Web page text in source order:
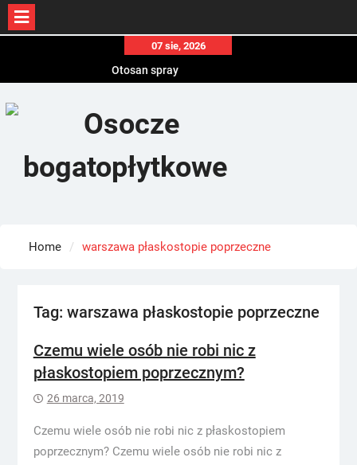
content
07 sie, 2026
Otosan spray
Home warszawa płaskostopie poprzeczne
Tag: warszawa płaskostopie poprzeczne
Czemu wiele osób nie robi nic z
płaskostopiem poprzecznym?
26 marca, 2019
Czemu wiele osób nie robi nic z płaskostopiem
poprzecznym? Czemu wiele osób nie robi nic z